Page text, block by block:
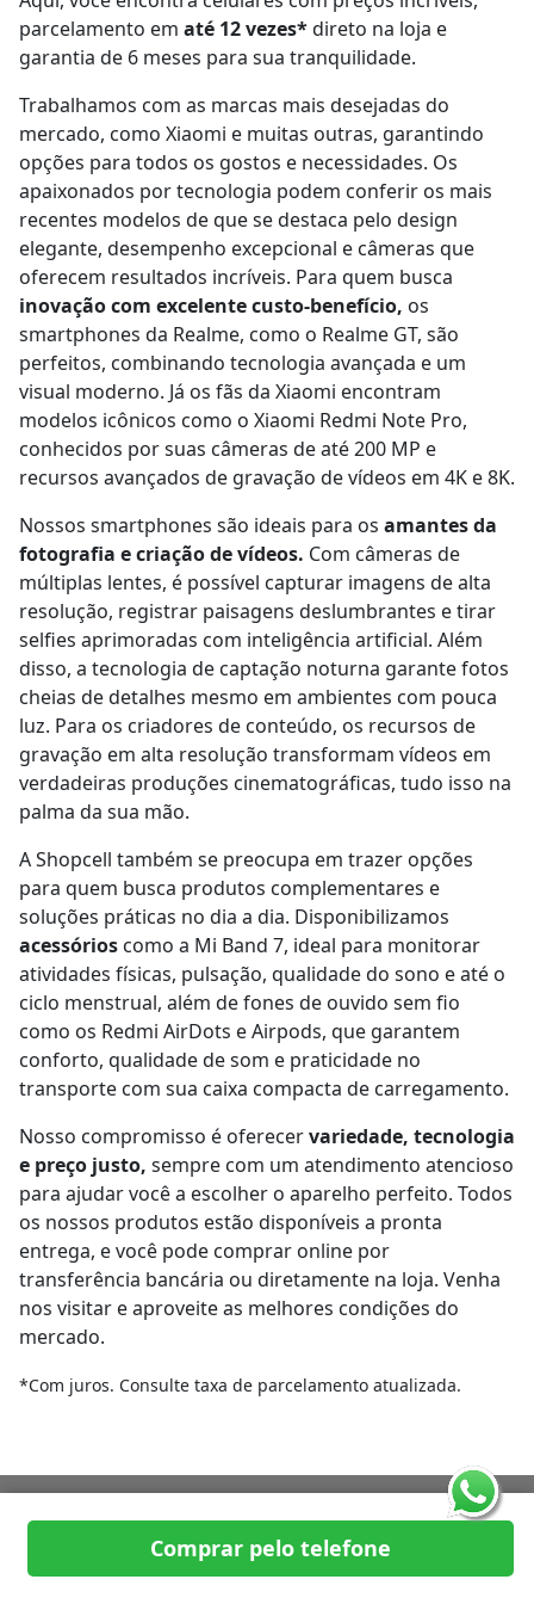
Comprar pelo telefone
parcelamento em até 12 vezes*direto na loja e
garantia de 6 meses para sua tranquilidade.
Trabalhamos com as marcas mais desejadas do
mercado, como Xiaomi e muitas outras, garantindo
opções para todos os gostos e necessidades. Os
apaixonados por tecnologia podem conferir os mais
recentes modelos de que se destaca pelo design
elegante, desempenho excepcional e câmeras que
oferecem resultados incríveis. Para quem busca
inovação com excelente custo-benefício, os
smartphones da Realme, como o Realme GT, são
perfeitos, combinando tecnologia avançada e um
visual moderno. Já os fãs da Xiaomi encontram
modelos icônicos como o Xiaomi Redmi Note Pro,
conhecidos por suas câmeras de até 200 MP e
recursos avançados de gravação de vídeos em 4K e 8K.
Nossos smartphones são ideais para os amantes da
fotografia e criação de vídeos. Com câmeras de
múltiplas lentes, é possível capturar imagens de alta
resolução, registrar paisagens deslumbrantes e tirar
selfies aprimoradas com inteligência artificial. Além
disso, a tecnologia de captação noturna garante fotos
cheias de detalhes mesmo em ambientes com pouca
luz. Para os criadores de conteúdo, os recursos de
gravação em alta resolução transformam vídeos em
verdadeiras produções cinematográficas, tudo isso na
palma da sua mão.
A Shopcell também se preocupa em trazer opções
para quem busca produtos complementares e
soluções práticas no dia a dia. Disponibilizamos
acessórios como a Mi Band 7, ideal para monitorar
atividades físicas, pulsação, qualidade do sono e até o
ciclo menstrual, além de fones de ouvido sem fio
como os Redmi AirDots e Airpods, que garantem
conforto, qualidade de som e praticidade no
transporte com sua caixa compacta de carregamento.
Nosso compromisso é oferecervariedade, tecnologia
e preço justo, sempre com um atendimento atencioso
para ajudar você a escolher o aparelho perfeito. Todos
os nossos produtos estão disponíveis a pronta
entrega, e você pode comprar online por
transferência bancária ou diretamente na loja. Venha
nos visitar e aproveite as melhores condições do
mercado.
*Com juros. Consulte taxa de parcelamento atualizada.
Receba ofertas com preços
exclusivos!